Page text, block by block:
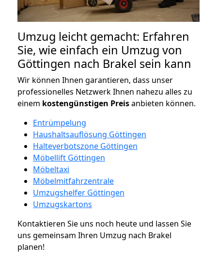
Umzug leicht gemacht: Erfahren
Sie, wie einfach ein Umzug von
Göttingen nach Brakel sein kann
Wir können Ihnen garantieren, dass unser
professionelles Netzwerk Ihnen nahezu alles zu
einem kostengünstigen Preisanbieten können.
Entrümpelung
Haushaltsauflösung Göttingen
Halteverbotszone Göttingen
Möbellift Göttingen
Möbeltaxi
Möbelmitfahrzentrale
Umzugshelfer Göttingen
Umzugskartons
Kontaktieren Sie uns noch heute und lassen Sie
uns gemeinsam Ihren Umzug nach Brakel
planen!